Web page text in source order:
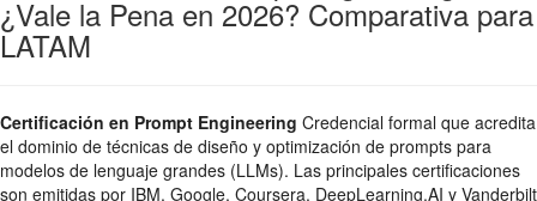
¿Vale la Pena en 2026? Comparativa para
LATAM
Certificación en Prompt Engineering Credencial formal que acredita
el dominio de técnicas de diseño y optimización de prompts para
modelos de lenguaje grandes (LLMs). Las principales certificaciones
son emitidas por IBM, Google, Coursera, DeepLearning.AI y Vanderbilt